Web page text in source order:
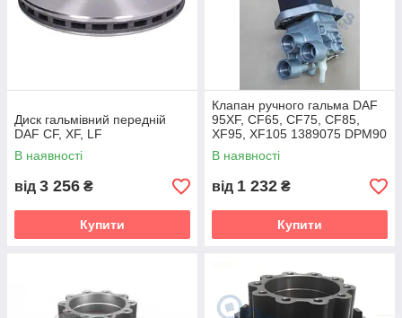
Диск гальмівний передній
DAF CF, XF, LF
В наявності
від 3 256 ₴
Купити
Клапан ручного гальма DAF
95XF, CF65, CF75, CF85,
XF95, XF105 1389075 DPM90
В наявності
від 1 232 ₴
Купити